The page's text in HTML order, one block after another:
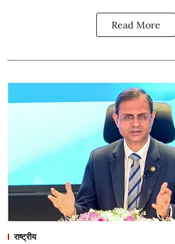
Read More
राष्ट्रीय